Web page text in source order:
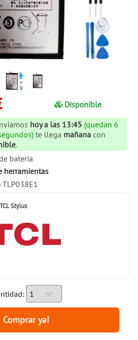
Disponible
hoy a las 13:45 (quedan 6
te llega mañana con
.
batería
herramientas
TCL Stylus